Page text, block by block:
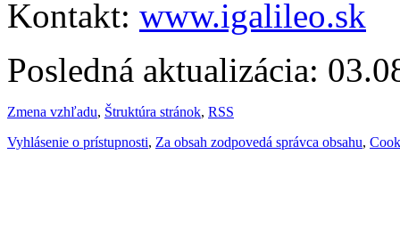
Kontakt: www.igalileo.sk
Posledná aktualizácia:
Zmena vzhľadu, Štruktúra stránok, RSS
Vyhlásenie o prístupnosti, Za obsah zodpovedá správca obsahu,